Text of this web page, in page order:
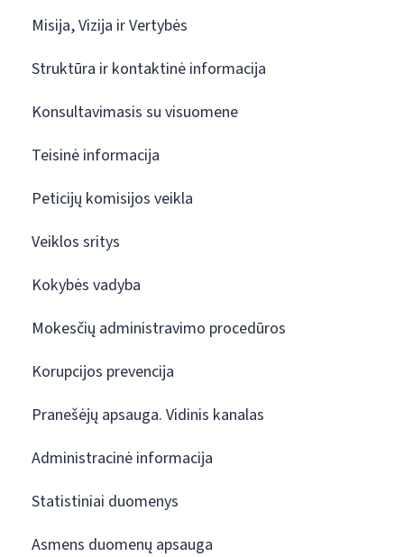
Misija, Vizija ir Vertybės
Struktūra ir kontaktinė informacija
Konsultavimasis su visuomene
Teisinė informacija
Peticijų komisijos veikla
Veiklos sritys
Kokybės vadyba
Mokesčių administravimo procedūros
Korupcijos prevencija
Pranešėjų apsauga. Vidinis kanalas
Administracinė informacija
Statistiniai duomenys
Asmens duomenų apsauga